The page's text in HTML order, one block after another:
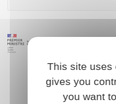
This site uses
gives you
you want